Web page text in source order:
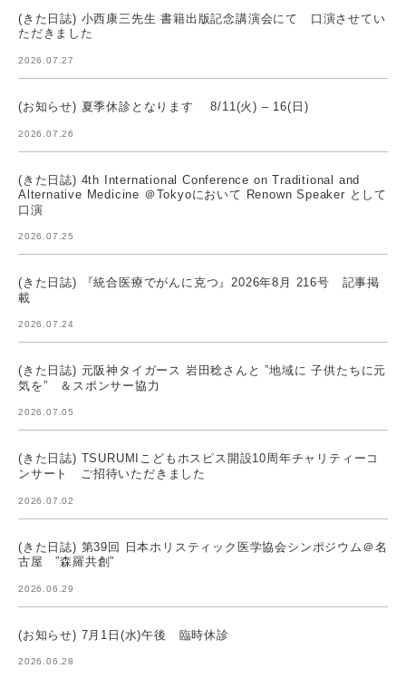
(きた日誌) 小西康三先生 書籍出版記念講演会にて 口演させてい
ただきました
2026.07.27
(お知らせ) 夏季休診となります 8/11(火) – 16(日)
2026.07.26
(きた日誌) 4th International Conference on Traditional and
Alternative Medicine ＠Tokyoにおいて Renown Speaker として
口演
2026.07.25
(きた日誌) 『統合医療でがんに克つ』2026年8月 216号 記事掲
載
2026.07.24
(きた日誌) 元阪神タイガース 岩田稔さんと ”地域に 子供たちに元
気を” ＆スポンサー協力
2026.07.05
(きた日誌) TSURUMIこどもホスピス開設10周年チャリティーコ
ンサート ご招待いただきました
2026.07.02
(きた日誌) 第39回 日本ホリスティック医学協会シンポジウム＠名
古屋 ”森羅共創”
2026.06.29
(お知らせ) 7月1日(水)午後 臨時休診
2026.06.28